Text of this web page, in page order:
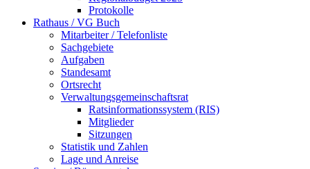
Protokolle
Rathaus / VG Buch
Mitarbeiter / Telefonliste
Sachgebiete
Aufgaben
Standesamt
Ortsrecht
Verwaltungsgemeinschaftsrat
Ratsinformationssystem (RIS)
Mitglieder
Sitzungen
Statistik und Zahlen
Lage und Anreise